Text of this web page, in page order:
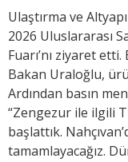
Ulaştırma ve
2026 Uluslararası
Fuarı’nı ziyaret
Bakan Uraloğlu,
Ardından basın
“Zengezur ile ilgili
başlattık.
tamamlayacağız.